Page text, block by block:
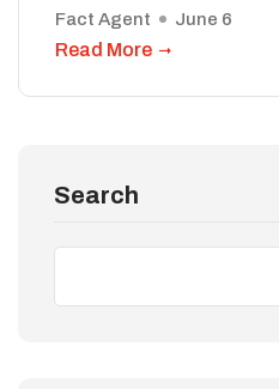
Fact Agent June 6
Read More
Search